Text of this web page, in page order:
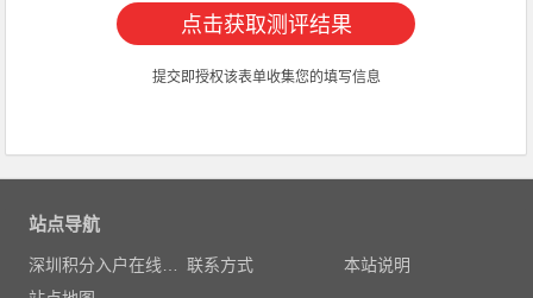
提交即授权该表单收集您的填写信息
站点导航
联系方式
本站说明